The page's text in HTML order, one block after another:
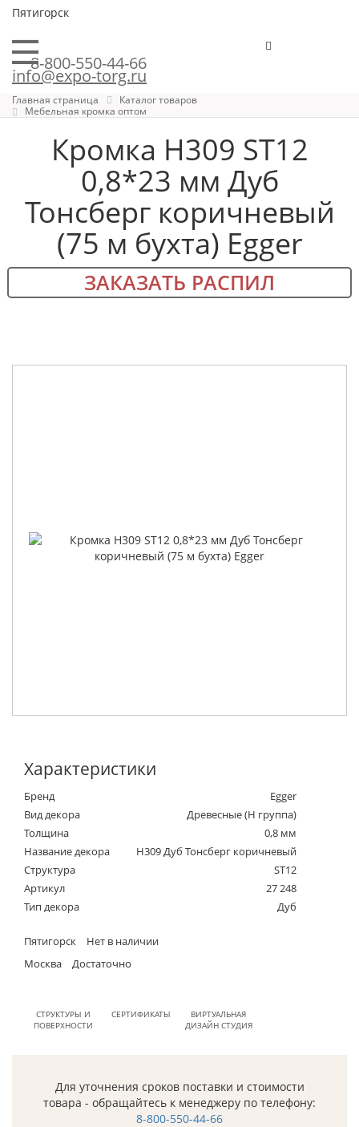
Пятигорск
8-800-550-44-66
info@expo-torg.ru
Главная страница
Каталог товаров
Мебельная кромка оптом
Кромка H309 ST12
0,8*23 мм Дуб
Тонсберг коричневый
(75 м бухта) Egger
ЗАКАЗАТЬ РАСПИЛ
Характеристики
Бренд
Egger
Вид декора
Древесные (Н группа)
Толщина
0,8 мм
Название декора
H309 Дуб Тонсберг коричневый
Структура
ST12
Артикул
27 248
Тип декора
Дуб
Пятигорск
Нет в наличии
Москва
Достаточно
СТРУКТУРЫ И
ПОВЕРХНОСТИ
СЕРТИФИКАТЫ
ВИРТУАЛЬНАЯ
ДИЗАЙН СТУДИЯ
Для уточнения сроков поставки и стоимости
товара - обращайтесь к менеджеру по телефону:
8-800-550-44-66